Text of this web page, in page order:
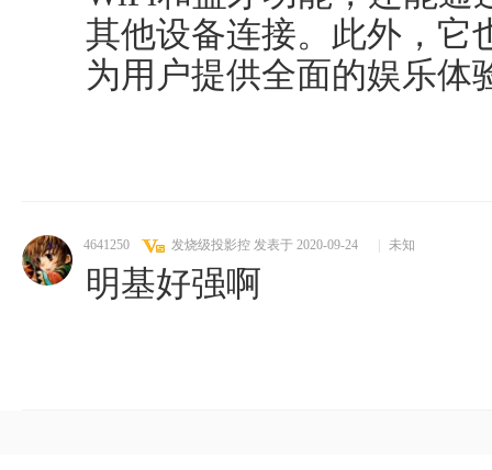
其他设备连接。此外，它
为用户提供全面的娱乐体
4641250 发烧级投影控 发表于 2020-09-24 未知
明基好强啊